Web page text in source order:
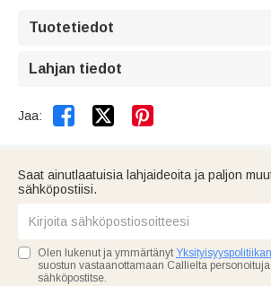
Tuotetiedot
Lahjan tiedot
Jaa:  
Saat ainutlaatuisia lahjaideoita ja paljon
sähköpostiisi.
Olen lukenut ja ymmärtänyt
suostun vastaanottamaan Callielta
sähköpostitse.